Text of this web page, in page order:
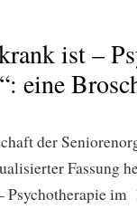
ist –
eine
der
Fassung
Psychotherapie